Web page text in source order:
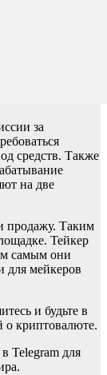
за
средств. Также
на две
продажу. Таким
Тейкер
самым они
для мейкеров
и будьте в
о криптовалюте.
в Telegram для